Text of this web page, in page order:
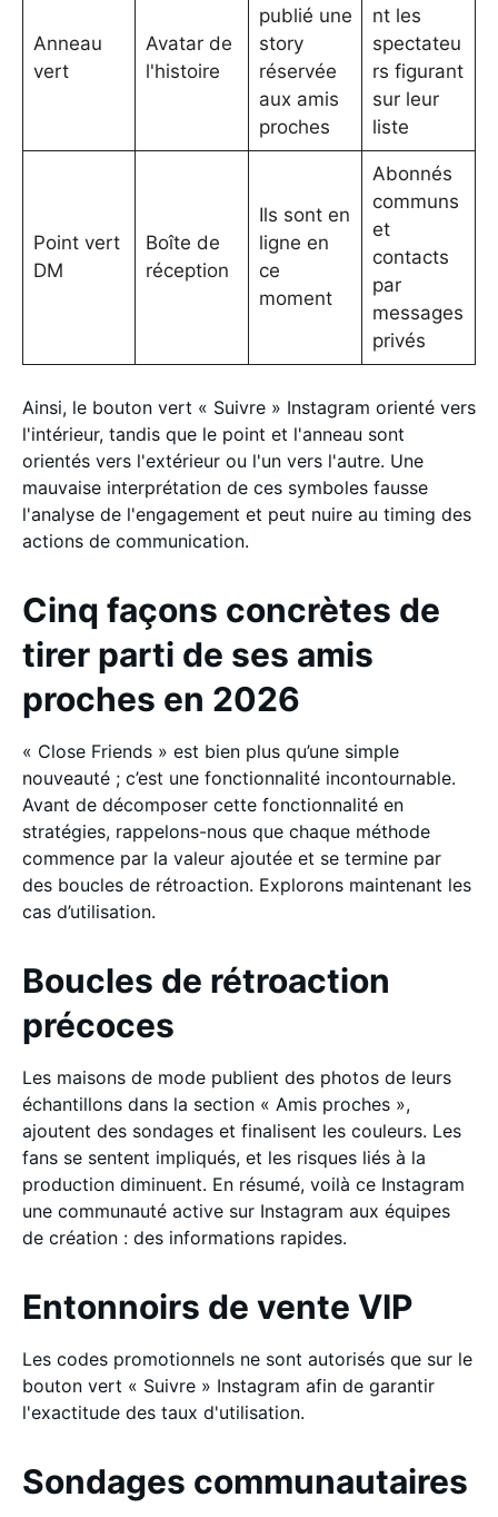
Anneau
vert
Avatar de
l'histoire
publié une
story
réservée
aux amis
proches
nt les
spectateu
rs figurant
sur leur
liste
Point vert
DM
Boîte de
réception
Ils sont en
ligne en
ce
moment
Abonnés
communs
et
contacts
par
messages
privés
Ainsi, le bouton vert « Suivre » Instagram orienté vers
l'intérieur, tandis que le point et l'anneau sont
orientés vers l'extérieur ou l'un vers l'autre. Une
mauvaise interprétation de ces symboles fausse
l'analyse de l'engagement et peut nuire au timing des
actions de communication.
Cinq façons concrètes de
tirer parti de ses amis
proches en 2026
« Close Friends » est bien plus qu’une simple
nouveauté ; c’est une fonctionnalité incontournable.
Avant de décomposer cette fonctionnalité en
stratégies, rappelons-nous que chaque méthode
commence par la valeur ajoutée et se termine par
des boucles de rétroaction. Explorons maintenant les
cas d’utilisation.
Boucles de rétroaction
précoces
Les maisons de mode publient des photos de leurs
échantillons dans la section « Amis proches »,
ajoutent des sondages et finalisent les couleurs. Les
fans se sentent impliqués, et les risques liés à la
production diminuent. En résumé, voilà ce Instagram
une communauté active sur Instagram aux équipes
de création : des informations rapides.
Entonnoirs de vente VIP
Les codes promotionnels ne sont autorisés que sur le
bouton vert « Suivre » Instagram afin de garantir
l'exactitude des taux d'utilisation.
Sondages communautaires